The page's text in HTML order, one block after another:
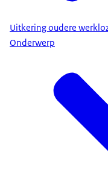
Uitkering oudere
Onderwerp